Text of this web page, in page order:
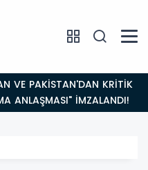
ANLAŞMASI" İMZALANDI!